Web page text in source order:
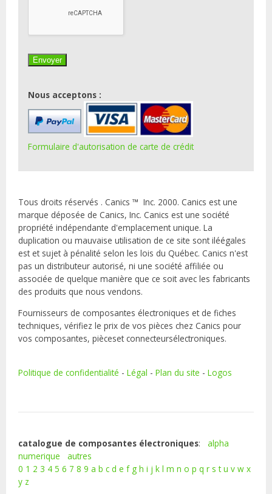
Nous acceptons :
Formulaire d'autorisation de carte de crédit
Tous droits réservés . Canics ™ Inc. 2000. Canics est une
marque déposée de Canics, Inc. Canics est une société
propriété indépendante d'emplacement unique. La
duplication ou mauvaise utilisation de ce site sont iléégales
est et sujet à pénalité selon les lois du Québec. Canics n'est
pas un distributeur autorisé, ni une société affiliée ou
associée de quelque manière que ce soit avec les fabricants
des produits que nous vendons.
Fournisseurs de composantes électroniques et de fiches
techniques, vérifiez le prix de vos pièces chez Canics pour
vos composantes, pièceset connecteursélectroniques.
Politique de confidentialité - Légal - Plan du site - Logos
catalogue de composantes électroniques: alpha
numerique
autres
0 1 2 3 4 5 6 7 8 9 a b c d e f g h i j k l m n o p q r s t u v w x
y z